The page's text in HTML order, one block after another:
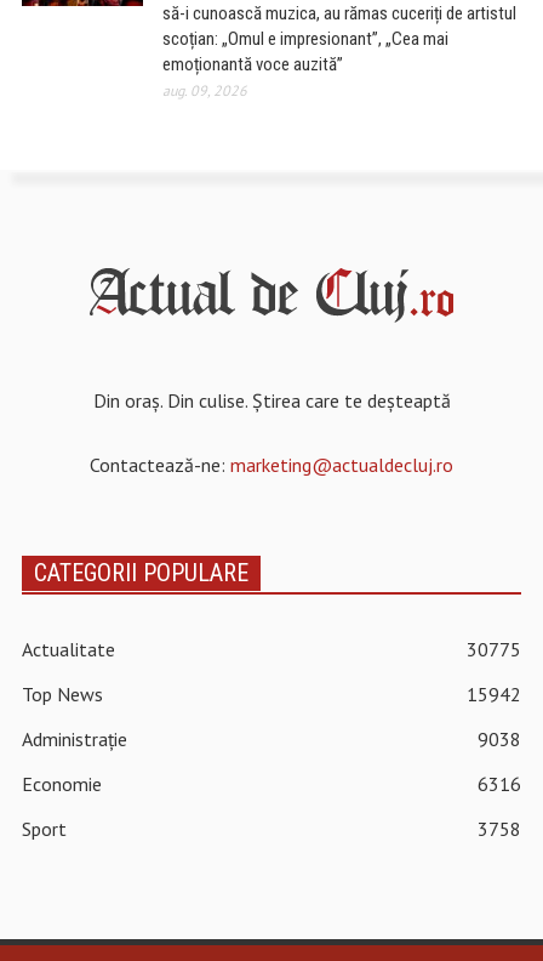
să-i cunoască muzica, au rămas cuceriți de artistul
scoțian: „Omul e impresionant”, „Cea mai
emoționantă voce auzită”
aug. 09, 2026
Din oraș. Din culise. Știrea care te deșteaptă
Contactează-ne: marketing@actualdecluj.ro
CATEGORII POPULARE
Actualitate
30775
Top News
15942
Administrație
9038
Economie
6316
Sport
3758